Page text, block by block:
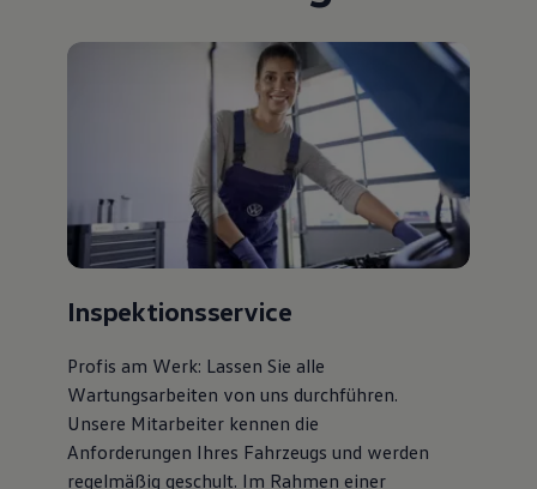
Inspektionsservice
Profis am Werk: Lassen Sie alle
Wartungsarbeiten von uns durchführen.
Unsere Mitarbeiter kennen die
Anforderungen Ihres Fahrzeugs und werden
regelmäßig geschult. Im Rahmen einer